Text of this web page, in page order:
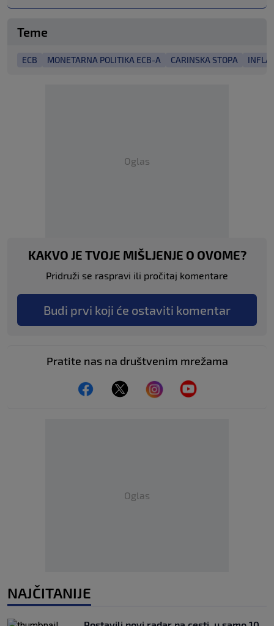
Teme
ECB MONETARNA POLITIKA ECB-A CARINSKA STOPA
Oglas
KAKVO JE TVOJE MIŠLJENJE O OVOME?
Pridruži se raspravi ili pročitaj komentare
Budi prvi koji će ostaviti komentar
Pratite nas na društvenim mrežama
Oglas
NAJČITANIJE